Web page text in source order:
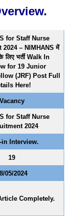
for Staff Nurse
2024 – NIMHANS में
लिए भर्ती Walk In
for 19 Junior
(JRF) Post Full
Here!
Vacancy
for Staff Nurse
2024
in Interview.
19
05/2024
Completely.